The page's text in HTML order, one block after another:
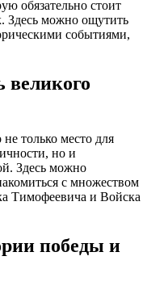
обязательно стоит
Здесь можно ощутить
событиями,
великого
только место для
но и
Здесь можно
с множеством
Тимофеевича и Войска
победы и